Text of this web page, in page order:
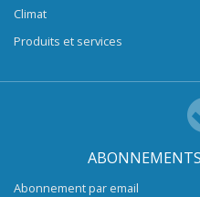
Climat
Produits et services
Abonnement par email